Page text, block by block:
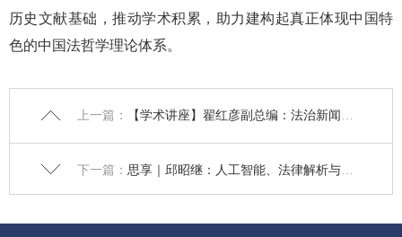
历史文献基础，推动学术积累，助力建构起真正体现中国特
色的中国法哲学理论体系。
上一篇： 【学术讲座】翟红彦副总编：法治新闻的舆情化趋势及其对法治的影响
下一篇： 思享｜邱昭继：人工智能、法律解析与未来法律实践